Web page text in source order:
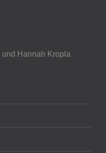
und Hannah Kropla